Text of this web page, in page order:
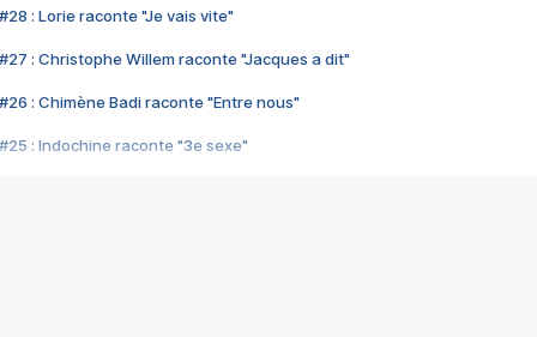
#28 : Lorie raconte "Je vais vite"
#27 : Christophe Willem raconte "Jacques a dit"
#26 : Chimène Badi raconte "Entre nous"
#25 : Indochine raconte "3e sexe"